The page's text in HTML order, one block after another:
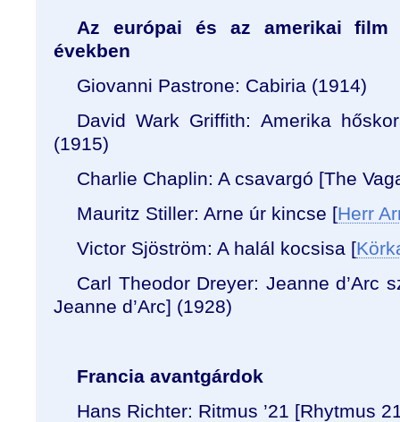
Az európai és az amerikai film
években
Giovanni Pastrone: Cabiria (1914)
David Wark Griffith: Amerika
(1915)
Charlie Chaplin: A csavargó [The
Mauritz Stiller: Arne úr kincse [Herr
Victor Sjöström: A halál kocsisa [
Carl Theodor Dreyer: Jeanne d’Arc
Jeanne d’Arc] (1928)
Francia avantgárdok
Hans Richter: Ritmus ’21 [Rhytmus